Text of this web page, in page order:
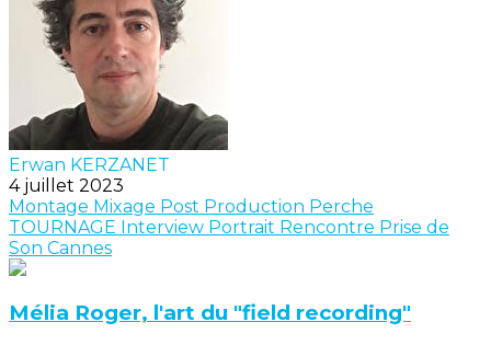
Erwan KERZANET
4 juillet 2023
Montage Mixage Post Production Perche
TOURNAGE Interview Portrait Rencontre Prise de
Son Cannes
Mélia Roger, l'art du "field recording"